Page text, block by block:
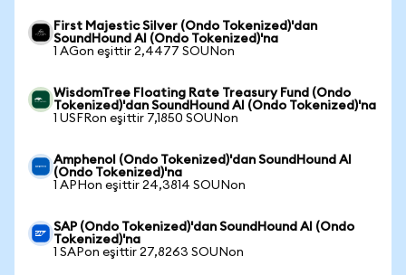
First Majestic Silver (Ondo Tokenized)'dan
SoundHound AI (Ondo Tokenized)'na
1 AGon eşittir 2,4477 SOUNon
WisdomTree Floating Rate Treasury Fund (Ondo
Tokenized)'dan SoundHound AI (Ondo Tokenized)'na
1 USFRon eşittir 7,1850 SOUNon
Amphenol (Ondo Tokenized)'dan SoundHound AI
(Ondo Tokenized)'na
1 APHon eşittir 24,3814 SOUNon
SAP (Ondo Tokenized)'dan SoundHound AI (Ondo
Tokenized)'na
1 SAPon eşittir 27,8263 SOUNon